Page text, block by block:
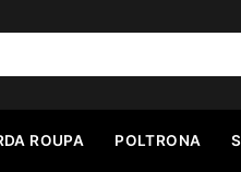
ROUPA POLTRONA